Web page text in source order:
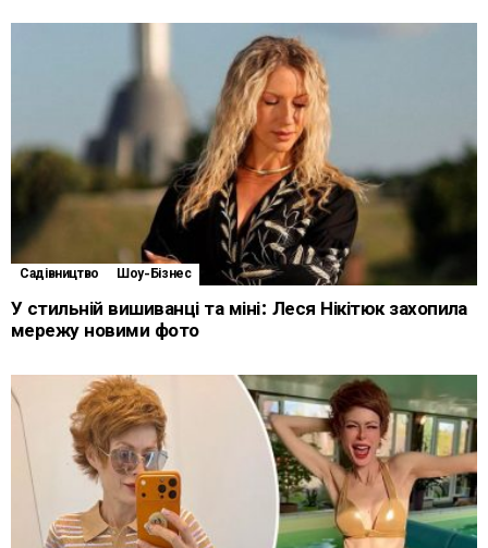
Садівництво Шоу-Бізнес
У стильній вишиванці та міні: Леся Нікітюк захопила
мережу новими фото